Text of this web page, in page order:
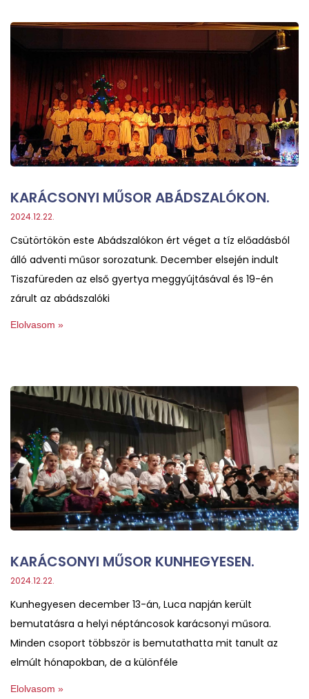
KARÁCSONYI MŰSOR ABÁDSZALÓKON.
2024.12.22.
Csütörtökön este Abádszalókon ért véget a tíz előadásból
álló adventi műsor sorozatunk. December elsején indult
Tiszafüreden az első gyertya meggyújtásával és 19-én
zárult az abádszalóki
Elolvasom »
KARÁCSONYI MŰSOR KUNHEGYESEN.
2024.12.22.
Kunhegyesen december 13-án, Luca napján került
bemutatásra a helyi néptáncosok karácsonyi műsora.
Minden csoport többször is bemutathatta mit tanult az
elmúlt hónapokban, de a különféle
Elolvasom »